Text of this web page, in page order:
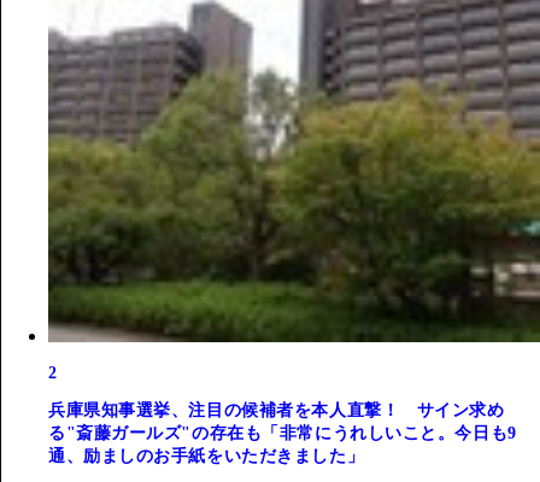
2
兵庫県知事選挙、注目の候補者を本人直撃！ サイン求め
る"斎藤ガールズ"の存在も「非常にうれしいこと。今日も9
通、励ましのお手紙をいただきました」